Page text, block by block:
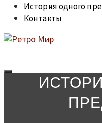
История одного
Контакты